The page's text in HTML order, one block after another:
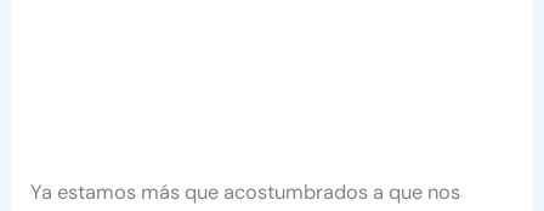
Ya estamos más que acostumbrados a que nos